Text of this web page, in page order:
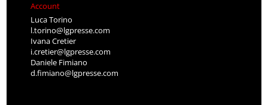
Account
Luca Torino
l.torino@lgpresse.com
Ivana Cretier
i.cretier@lgpresse.com
Daniele Fimiano
d.fimiano@lgpresse.com